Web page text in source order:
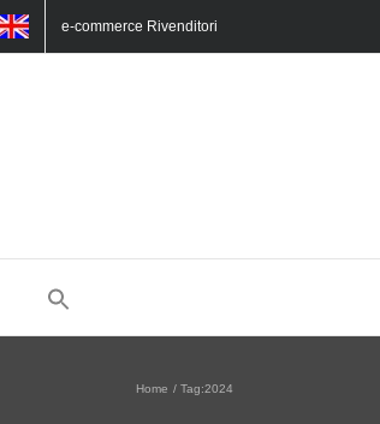
e-commerce Rivenditori
Home Tag:2024